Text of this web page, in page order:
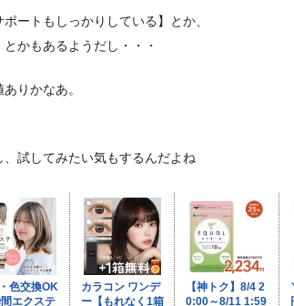
ートもしっかりしている】とか、
かもあるようだし・・・
りかなあ。
、試してみたい気もするんだよね